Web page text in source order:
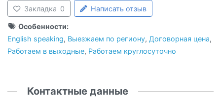
Закладка 0 Написать отзыв
Особенности:
English speaking, Выезжаем по региону, Договорная цена,
Работаем в выходные, Работаем круглосуточно
Контактные данные